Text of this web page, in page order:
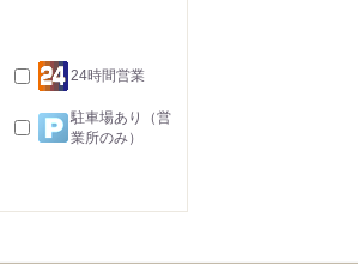
24時間営業
駐車場あり（営
業所のみ）